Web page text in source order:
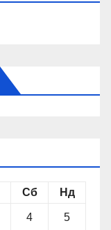
Сб Нд
4 5